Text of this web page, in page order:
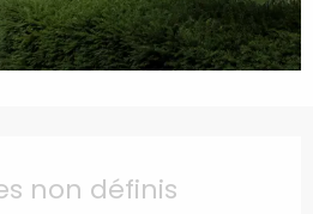
non définis